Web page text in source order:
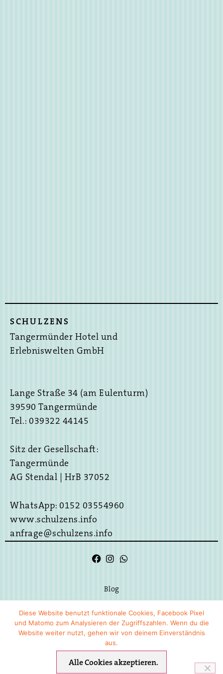
SCHULZENS
Tangermünder Hotel und
Erlebniswelten GmbH
Lange Straße 34 (am Eulenturm)
39590 Tangermünde
Tel.: 039322 44145
Sitz der Gesellschaft:
Tangermünde
AG Stendal | HrB 37052
WhatsApp: 0152 03554960
www.schulzens.info
anfrage@schulzens.info
Blog
Impressum
Datenschutz
Disclaimer
Versandarten
Diese Website benutzt funktionale Cookies, Facebook Pixel
und Matomo zum Analysieren der Zugriffszahlen. Wenn du die
Website weiter nutzt, gehen wir von deinem Einverständnis
aus.
Alle Cookies akzeptieren.